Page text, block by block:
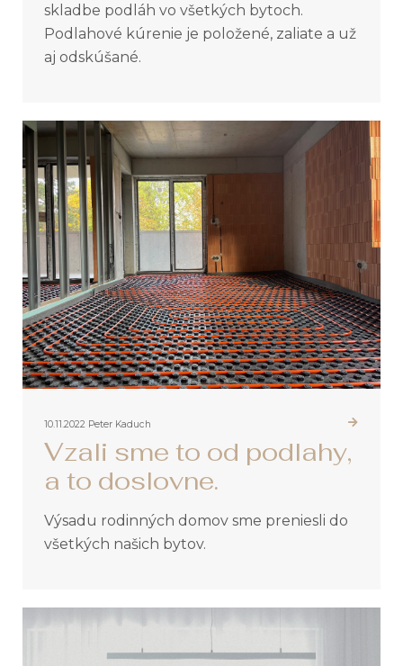
skladbe podláh vo všetkých bytoch.
Podlahové kúrenie je položené, zaliate a už
aj odskúšané.
10.11.2022 Peter Kaduch
Vzali sme to od podlahy,
a to doslovne.
Výsadu rodinných domov sme preniesli do
všetkých našich bytov.